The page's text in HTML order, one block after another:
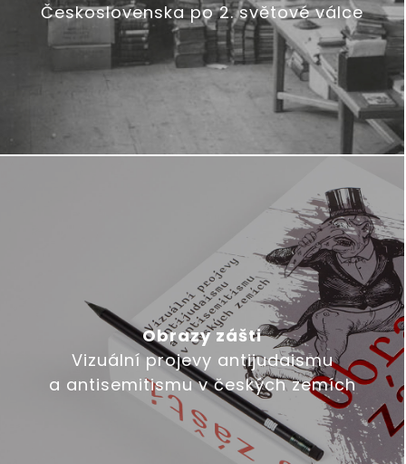
Československa po 2. světové válce
Obrazy zášti
Vizuální projevy antijudaismu
a antisemitismu v českých zemích